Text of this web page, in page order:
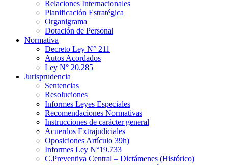
Relaciones Internacionales
Planificación Estratégica
Organigrama
Dotación de Personal
Normativa
Decreto Ley N° 211
Autos Acordados
Ley N° 20.285
Jurisprudencia
Sentencias
Resoluciones
Informes Leyes Especiales
Recomendaciones Normativas
Instrucciones de carácter general
Acuerdos Extrajudiciales
Oposiciones Artículo 39h)
Informes Ley N°19.733
C.Preventiva Central – Dictámenes (Histórico)